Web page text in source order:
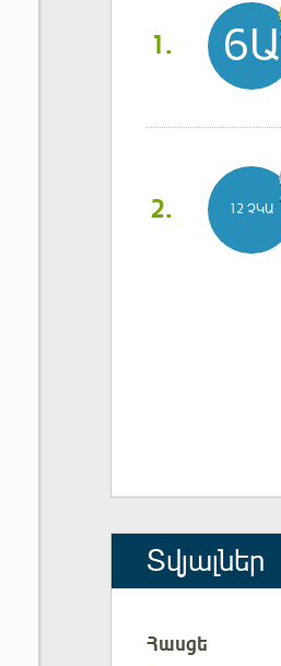
1. 6Ա
2. 12 ՉԿԱ
Տվյալներ
Հասցե